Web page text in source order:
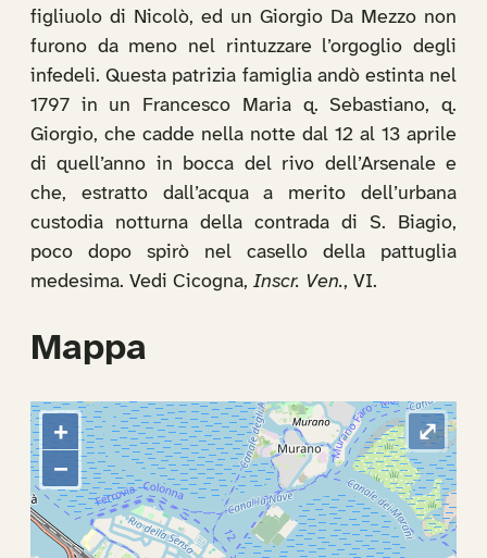
figliuolo di Nicolò, ed un Giorgio Da Mezzo non
furono da meno nel rintuzzare l’orgoglio degli
infedeli. Questa patrizia famiglia andò estinta nel
1797 in un Francesco Maria q. Sebastiano, q.
Giorgio, che cadde nella notte dal 12 al 13 aprile
di quell’anno in bocca del rivo dell’Arsenale e
che, estratto dall’acqua a merito dell’urbana
custodia notturna della contrada di S. Biagio,
poco dopo spirò nel casello della pattuglia
medesima. Vedi Cicogna, Inscr. Ven., VI.
Mappa